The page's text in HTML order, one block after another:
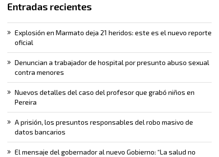
Entradas recientes
Explosión en Marmato deja 21 heridos: este es el nuevo reporte
oficial
Denuncian a trabajador de hospital por presunto abuso sexual
contra menores
Nuevos detalles del caso del profesor que grabó niños en
Pereira
A prisión, los presuntos responsables del robo masivo de
datos bancarios
El mensaje del gobernador al nuevo Gobierno: “La salud no